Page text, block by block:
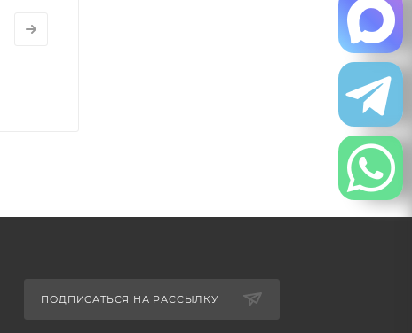
ПОДПИСАТЬСЯ НА РАССЫЛКУ